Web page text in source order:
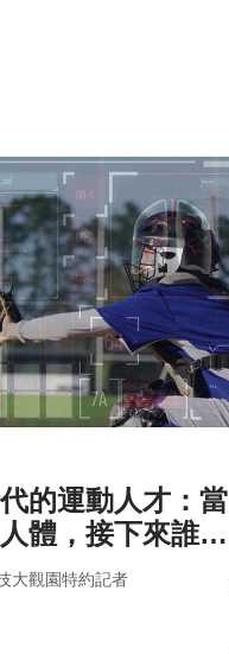
的運動人才：當
體，接下來誰來
大觀園特約記者